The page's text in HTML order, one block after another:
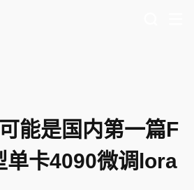
能是国内第一篇F
单卡4090微调lora